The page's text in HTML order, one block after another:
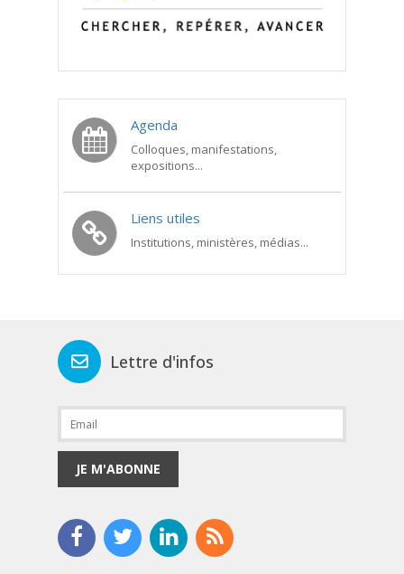
Agenda
Colloques, manifestations,
expositions...
Liens utiles
Institutions, ministères, médias...
Lettre d'infos
JE M'ABONNE